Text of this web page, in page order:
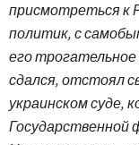
присмотреться к
политик, с
его
сдался, отстоял
украинском суде,
Государственной